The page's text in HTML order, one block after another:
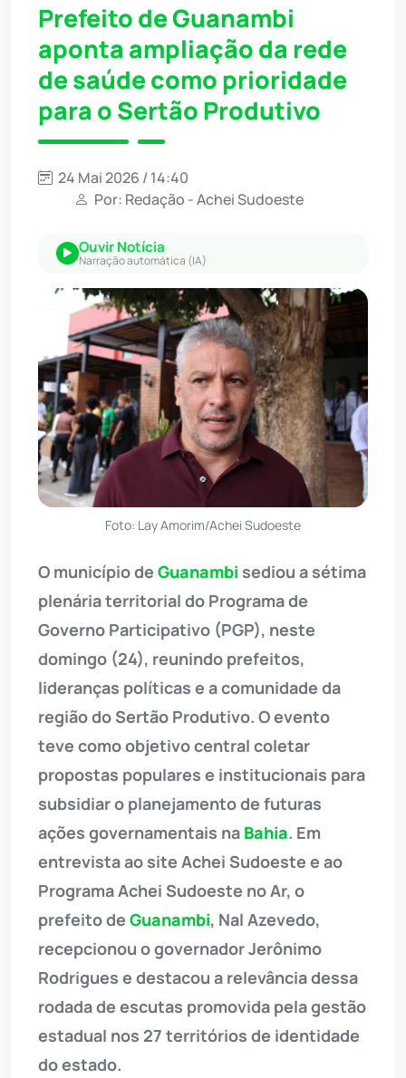
Prefeito de Guanambi
aponta ampliação da rede
de saúde como prioridade
para o Sertão Produtivo
24 Mai 2026 / 14:40
Por: Redação - Achei Sudoeste
Ouvir Notícia
Narração automática (IA)
Foto: Lay Amorim/Achei Sudoeste
O município de Guanambi sediou a sétima
plenária territorial do Programa de
Governo Participativo (PGP), neste
domingo (24), reunindo prefeitos,
lideranças políticas e a comunidade da
região do Sertão Produtivo. O evento
teve como objetivo central coletar
propostas populares e institucionais para
subsidiar o planejamento de futuras
ações governamentais na Bahia. Em
entrevista ao site Achei Sudoeste e ao
Programa Achei Sudoeste no Ar, o
prefeito de Guanambi, Nal Azevedo,
recepcionou o governador Jerônimo
Rodrigues e destacou a relevância dessa
rodada de escutas promovida pela gestão
estadual nos 27 territórios de identidade
do estado.